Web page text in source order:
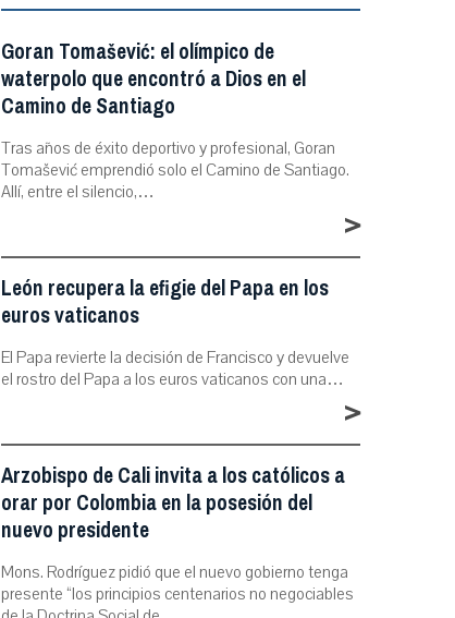
Goran Tomašević: el olímpico de
waterpolo que encontró a Dios en el
Camino de Santiago
Tras años de éxito deportivo y profesional, Goran
Tomašević emprendió solo el Camino de Santiago.
Allí, entre el silencio,…
>
León recupera la efigie del Papa en los
euros vaticanos
El Papa revierte la decisión de Francisco y devuelve
el rostro del Papa a los euros vaticanos con una…
>
Arzobispo de Cali invita a los católicos a
orar por Colombia en la posesión del
nuevo presidente
Mons. Rodríguez pidió que el nuevo gobierno tenga
presente “los principios centenarios no negociables